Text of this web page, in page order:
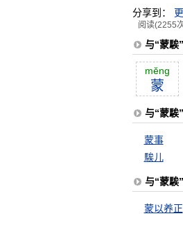
分享到：
阅读(2255
与“蒙騃
mĕng
蒙
与“蒙騃
蒙事
騃儿
与“蒙騃
蒙以养正